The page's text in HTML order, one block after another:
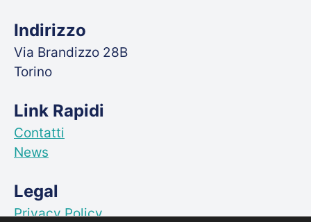
Indirizzo
Via Brandizzo 28B
Torino
Link Rapidi
Contatti
News
Legal
Privacy Policy